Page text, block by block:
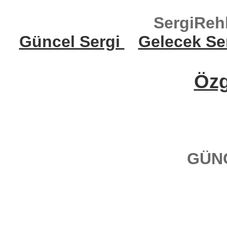
Güncel Sergi
Gelecek